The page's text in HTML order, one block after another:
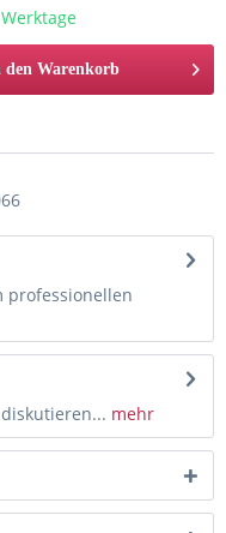
den Warenkorb
professionellen
mehr